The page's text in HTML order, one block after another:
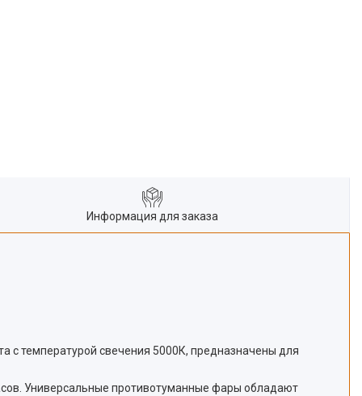
Информация для заказа
с температурой свечения 5000К, предназначены для
Универсальные противотуманные фары обладают